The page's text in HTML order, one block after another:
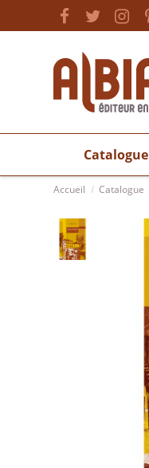
Catalogue
Accueil Catalogue